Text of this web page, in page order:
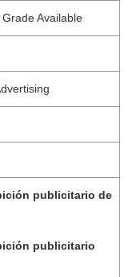
Available
publicitario de
publicitario